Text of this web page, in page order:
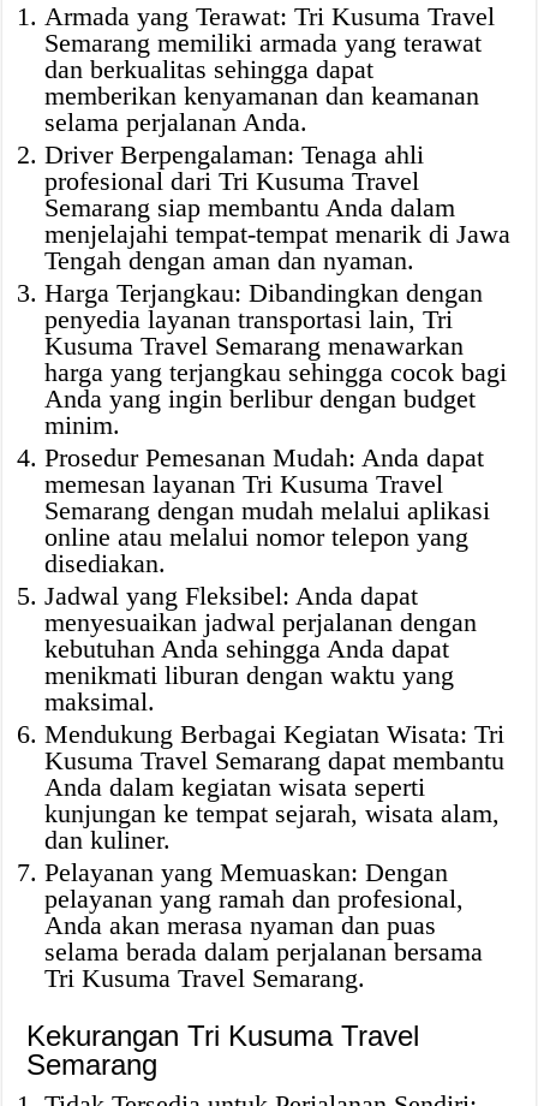
Armada yang Terawat: Tri Kusuma Travel
Semarang memiliki armada yang terawat
dan berkualitas sehingga dapat
memberikan kenyamanan dan keamanan
selama perjalanan Anda.
Driver Berpengalaman: Tenaga ahli
profesional dari Tri Kusuma Travel
Semarang siap membantu Anda dalam
menjelajahi tempat-tempat menarik di Jawa
Tengah dengan aman dan nyaman.
Harga Terjangkau: Dibandingkan dengan
penyedia layanan transportasi lain, Tri
Kusuma Travel Semarang menawarkan
harga yang terjangkau sehingga cocok bagi
Anda yang ingin berlibur dengan budget
minim.
Prosedur Pemesanan Mudah: Anda dapat
memesan layanan Tri Kusuma Travel
Semarang dengan mudah melalui aplikasi
online atau melalui nomor telepon yang
disediakan.
Jadwal yang Fleksibel: Anda dapat
menyesuaikan jadwal perjalanan dengan
kebutuhan Anda sehingga Anda dapat
menikmati liburan dengan waktu yang
maksimal.
Mendukung Berbagai Kegiatan Wisata: Tri
Kusuma Travel Semarang dapat membantu
Anda dalam kegiatan wisata seperti
kunjungan ke tempat sejarah, wisata alam,
dan kuliner.
Pelayanan yang Memuaskan: Dengan
pelayanan yang ramah dan profesional,
Anda akan merasa nyaman dan puas
selama berada dalam perjalanan bersama
Tri Kusuma Travel Semarang.
Kekurangan Tri Kusuma Travel
Semarang